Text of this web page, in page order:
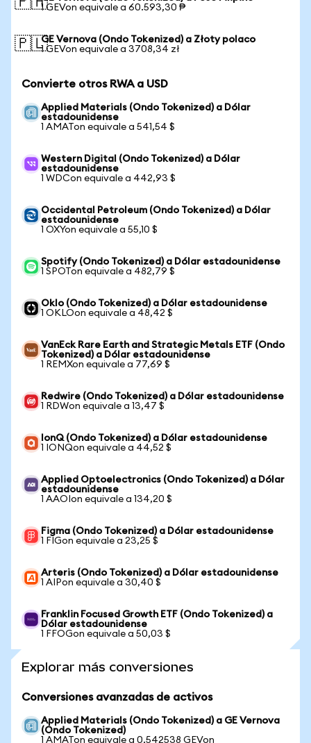
1 GEVon equivale a 60.593,30 ₱
🇵🇱GE Vernova (Ondo Tokenized) a Złoty polaco
1 GEVon equivale a 3708,34 zł
Convierte otros RWA a USD
Applied Materials (Ondo Tokenized) a Dólar
estadounidense
1 AMATon equivale a 541,54 $
Western Digital (Ondo Tokenized) a Dólar
estadounidense
1 WDCon equivale a 442,93 $
Occidental Petroleum (Ondo Tokenized) a Dólar
estadounidense
1 OXYon equivale a 55,10 $
Spotify (Ondo Tokenized) a Dólar estadounidense
1 SPOTon equivale a 482,79 $
Oklo (Ondo Tokenized) a Dólar estadounidense
1 OKLOon equivale a 48,42 $
VanEck Rare Earth and Strategic Metals ETF (Ondo
Tokenized) a Dólar estadounidense
1 REMXon equivale a 77,69 $
Redwire (Ondo Tokenized) a Dólar estadounidense
1 RDWon equivale a 13,47 $
IonQ (Ondo Tokenized) a Dólar estadounidense
1 IONQon equivale a 44,52 $
Applied Optoelectronics (Ondo Tokenized) a Dólar
estadounidense
1 AAOIon equivale a 134,20 $
Figma (Ondo Tokenized) a Dólar estadounidense
1 FIGon equivale a 23,25 $
Arteris (Ondo Tokenized) a Dólar estadounidense
1 AIPon equivale a 30,40 $
Franklin Focused Growth ETF (Ondo Tokenized) a
Dólar estadounidense
1 FFOGon equivale a 50,03 $
Explorar más conversiones
Conversiones avanzadas de activos
Applied Materials (Ondo Tokenized) a GE Vernova
(Ondo Tokenized)
1 AMATon equivale a 0,542538 GEVon